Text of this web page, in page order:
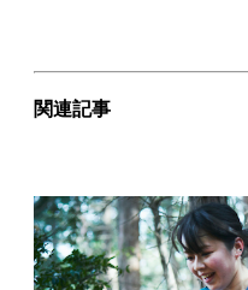
関連記事